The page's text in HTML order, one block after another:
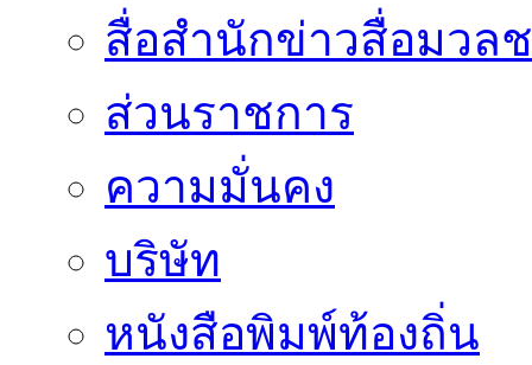
สื่อสำนักข่าวสื่อมวล
ส่วนราชการ
ความมั่นคง
บริษัท
หนังสือพิมพ์ท้องถิ่น